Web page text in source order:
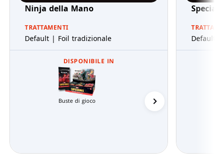
Ninja della Mano
TRATTAMENTI
Default | Foil tradizionale
DISPONIBILE IN
Buste di gioco
Default